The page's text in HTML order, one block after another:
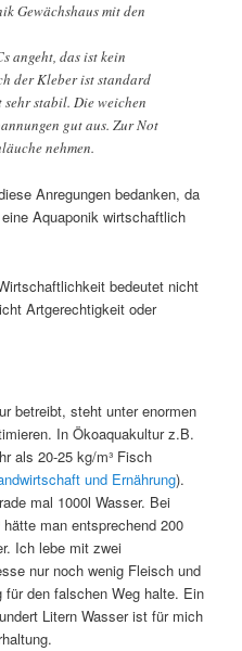
Gewächshaus mit den
angeht, das ist kein
der Kleber ist standard
stabil. Die weichen
gut aus. Zur Not
nehmen.
Anregungen bedanken, da
Aquaponik wirtschaftlich
bedeutet nicht
Artgerechtigkeit oder
betreibt, steht unter enormen
In Ökoaquakultur z.B.
als 20-25 kg/m³ Fisch
und Ernährung).
mal 1000l Wasser. Bei
man entsprechend 200
Ich lebe mit zwei
nur noch wenig Fleisch und
den falschen Weg halte. Ein
Litern Wasser ist für mich